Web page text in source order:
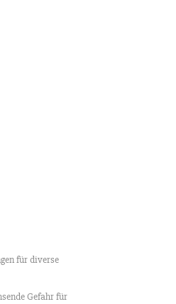
für diverse
Gefahr für